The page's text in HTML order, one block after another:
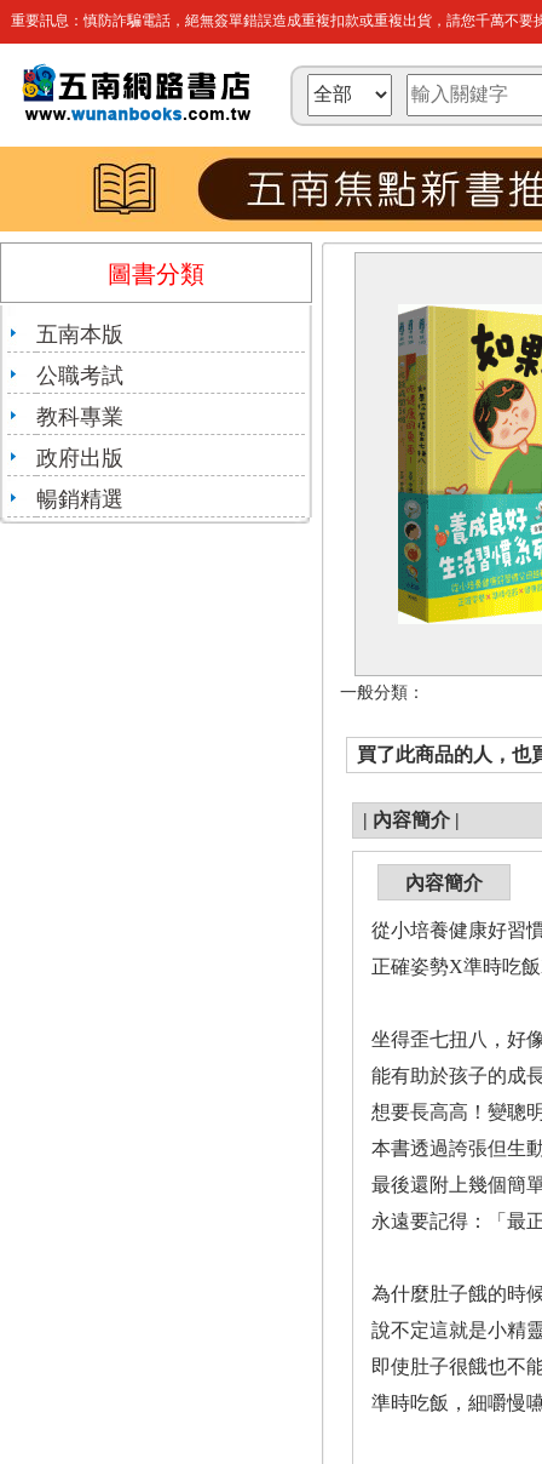
重要訊息：慎防詐騙電話，絕無簽單錯誤造成重複扣款或重複出貨，請您千萬不要
圖書分類
五南本版
公職考試
教科專業
政府出版
暢銷精選
一般分類：
買了此商品的人，也
| 內容簡介 |
內容簡介
從小培養健康好習
正確姿勢X準時吃
坐得歪七扭八，好
能有助於孩子的成
想要長高高！變聰
本書透過誇張但生
最後還附上幾個簡
永遠要記得：「最
為什麼肚子餓的時
說不定這就是小精
即使肚子很餓也不
準時吃飯，細嚼慢